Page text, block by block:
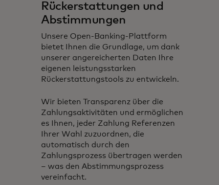
Rückerstattungen und
Abstimmungen
Unsere Open-Banking-Plattform
bietet Ihnen die Grundlage, um dank
unserer angereicherten Daten Ihre
eigenen leistungsstarken
Rückerstattungstools zu entwickeln.
Wir bieten Transparenz über die
Zahlungsaktivitäten und ermöglichen
es Ihnen, jeder Zahlung Referenzen
Ihrer Wahl zuzuordnen, die
automatisch durch den
Zahlungsprozess übertragen werden
– was den Abstimmungsprozess
vereinfacht.